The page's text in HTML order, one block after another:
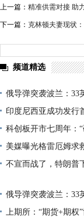
上一篇： 精准供需对接 助
下一篇： 克林顿夫妻现状
频道精选
俄导弹突袭波兰：33
印度尼西亚成功发行
科创板开市七周年：
美媒曝光格雷厄姆求
不宣而战了，特朗普
俄导弹突袭波兰：33
上期所：“期货+期权